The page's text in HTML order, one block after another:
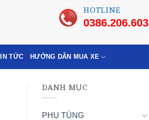
HOTLINE
0386.206.603
TỨC HƯỚNG DẪN MUA XE
DANH MỤC
PHỤ TÙNG